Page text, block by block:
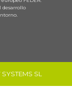
desarrollo
SL